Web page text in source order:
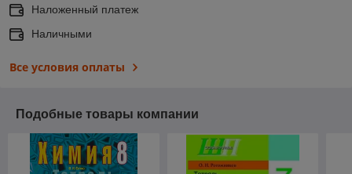
Наложенный платеж
Наличными
Все условия оплаты
Подобные товары компании